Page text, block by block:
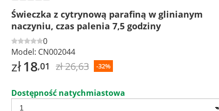
Świeczka z cytrynową parafiną w glinianym
naczyniu, czas palenia 7,5 godziny
0
Model: CN002044
zł18,01 zł 26,63 -32%
Dostępność natychmiastowa